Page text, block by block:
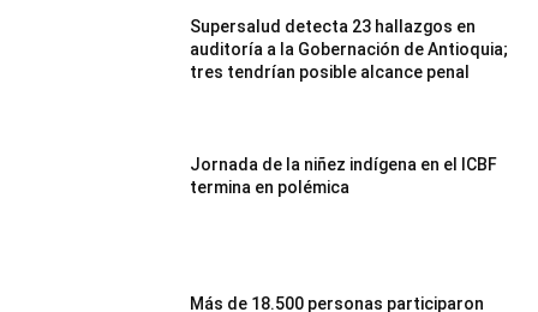
Supersalud detecta 23 hallazgos en
auditoría a la Gobernación de Antioquia;
tres tendrían posible alcance penal
Jornada de la niñez indígena en el ICBF
termina en polémica
Más de 18.500 personas participaron